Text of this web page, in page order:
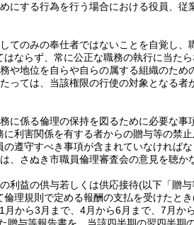
にする行為を行う場合における役員、従
てのみの奉仕者ではないことを自覚し
ならず、常に公正な職務の執行に当たら
地位を自らや自らの属する組織のため
っては、当該権限の行使の対象となる者
に係る倫理の保持を図るために必要な事
利害関係を有する者からの贈与等の禁
遵守すべき事項が含まれていなければな
さぬき市職員倫理審査会の意見を聴か
利益の供与若しくは供応接待(以下「贈
理規則で定める報酬の支払を受けたとき
月から3月まで、4月から6月まで、7月か